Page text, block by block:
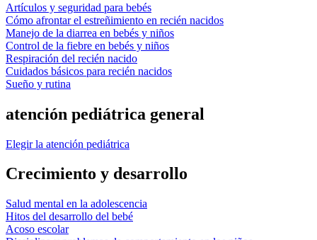
Artículos y seguridad para bebés
Cómo afrontar el estreñimiento en recién nacidos
Manejo de la diarrea en bebés y niños
Control de la fiebre en bebés y niños
Respiración del recién nacido
Cuidados básicos para recién nacidos
Sueño y rutina
atención pediátrica general
Elegir la atención pediátrica
Crecimiento y desarrollo
Salud mental en la adolescencia
Hitos del desarrollo del bebé
Acoso escolar